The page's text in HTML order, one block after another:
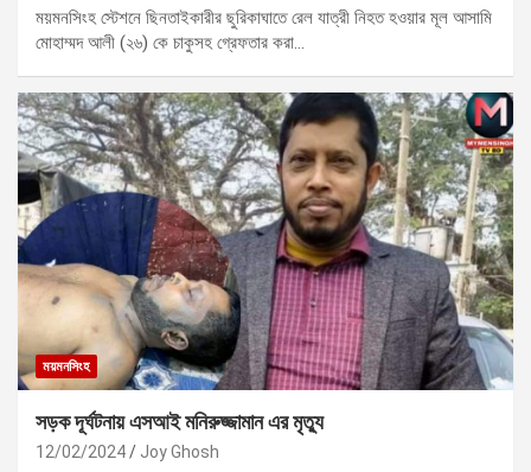
ময়মনসিংহ স্টেশনে ছিনতাইকারীর ছুরিকাঘাতে রেল যাত্রী নিহত হওয়ার মূল আসামি
মোহাম্মদ আলী (২৬) কে চাকুসহ গ্রেফতার করা…
ময়মনসিংহ
সড়ক দূর্ঘটনায় এসআই মনিরুজ্জামান এর মৃত্যু
12/02/2024 Joy Ghosh